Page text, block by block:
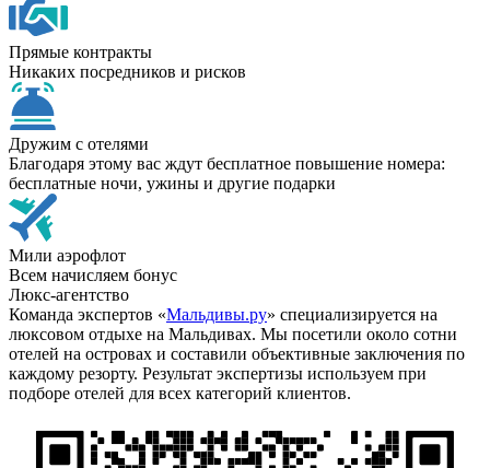
Прямые контракты
Никаких посредников и рисков
Дружим с отелями
Благодаря этому вас ждут бесплатное повышение номера:
бесплатные ночи, ужины и другие подарки
Мили аэрофлот
Всем начисляем бонус
Люкс-агентство
Команда экспертов «Мальдивы.ру» специализируется на
люксовом отдыхе на Мальдивах. Мы посетили около сотни
отелей на островах и составили объективные заключения по
каждому резорту. Результат экспертизы используем при
подборе отелей для всех категорий клиентов.